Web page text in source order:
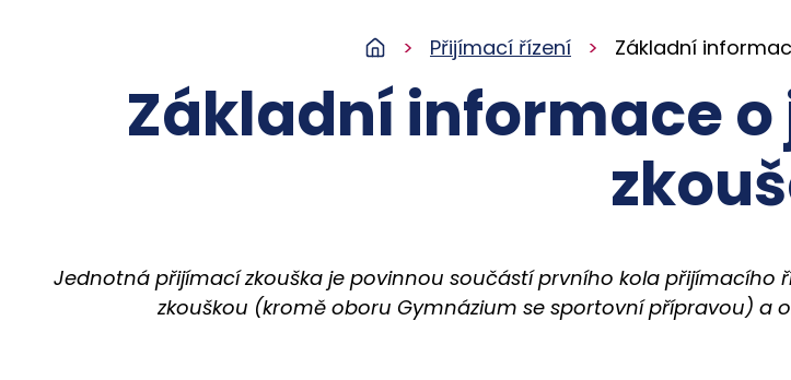
Přijímací řízení Základní
Základní informace
Jednotná přijímací zkouška je povinnou součástí prvního kola
zkouškou (kromě oboru Gymnázium se sportovní přípravou) a